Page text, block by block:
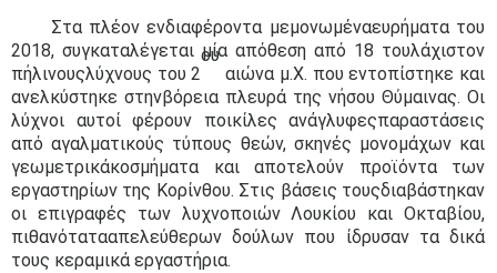
Στα πλέον ενδιαφέροντα μεμονωμέναευρήματα του
2018, συγκαταλέγεται μία απόθεση από 18 τουλάχιστον
πήλινουςλύχνους του 2
ου
αιώνα μ.Χ. που εντοπίστηκε και
ανελκύστηκε στηνβόρεια πλευρά της νήσου Θύμαινας. Οι
λύχνοι αυτοί φέρουν ποικίλες ανάγλυφεςπαραστάσεις
από αγαλματικούς τύπους θεών, σκηνές μονομάχων και
γεωμετρικάκοσμήματα και αποτελούν προϊόντα των
εργαστηρίων της Κορίνθου. Στις βάσεις τουςδιαβάστηκαν
οι επιγραφές των λυχνοποιών Λουκίου και Οκταβίου,
πιθανότατααπελεύθερων δούλων που ίδρυσαν τα δικά
τους κεραμικά εργαστήρια.